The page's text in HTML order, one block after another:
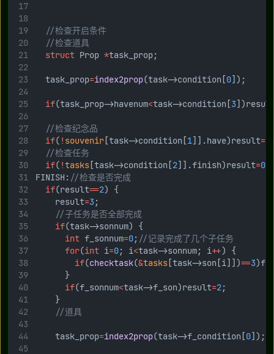
//检查开启条件
//检查道具
struct Prop *task_prop;
	task_prop
=index2prop(task->condition[0]);
if(task_prop->havenum<task->condition[3
//检查纪念品
if( !souvenir[task->condition[1]].have)result=0
//检查任务
if( !tasks[task->condition[2]].finish)result=0;
FINISH: //检查是否完成
if(result==2) {
		result
=3;
//子任务是否全部完成
if(task->sonnum) {
int f_sonnum=0; //记录完成了几个子任务
for(int i=0; i<task->sonnum; i++) {
if(checktask(&tasks[task->son[i]])==3
			}
if(f_sonnum<task->f_son)result=2;
		}
//道具
		task_prop
=index2prop(task->f_condition[0]);